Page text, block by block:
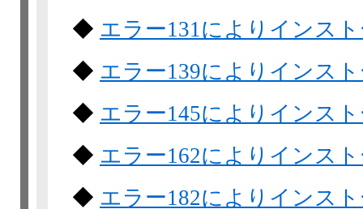
◆ エラー131によりインス
◆ エラー139によりインス
◆ エラー145によりインス
◆ エラー162によりインス
◆ エラー182によりインス